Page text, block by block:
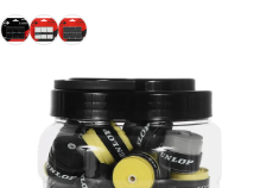
SURGRIPS DUNLOP U-SWEAT
SURGRIPS DUNLOP U-
SURGRIPS DUNLOP U-